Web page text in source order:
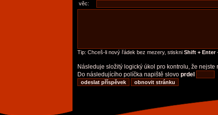
věc:
Tip: Chceš-li nový řádek bez mezery, stiskni Shift + Enter
Následuje složitý logický úkol pro kontrolu, že nejste
Do následujícího políčka napiště slovo prdel